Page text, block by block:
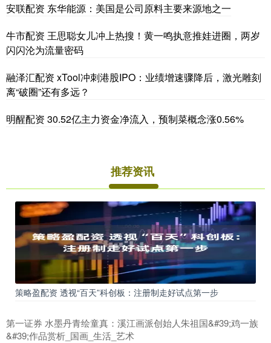
安联配资 东华能源：美国是公司原料主要来源地之一
牛市配资 王思聪女儿冲上热搜！黄一鸣执意推娃进圈，两岁
闪闪沦为流量密码
融泽汇配资 xTool冲刺港股IPO：业绩增速骤降后，激光雕刻
离“破圈”还有多远？
明醒配资 30.52亿主力资金净流入，预制菜概念涨0.56%
推荐资讯
策略盈配资 透视“百天”科创板：注册制走好试点第一步
第一证券 水墨丹青绘童真：溪江画派创始人朱祖国&#39;鸡一族
&#39;作品赏析_国画_生活_艺术